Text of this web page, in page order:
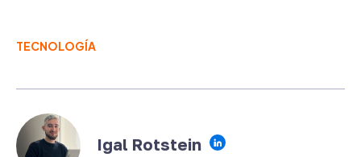
TECNOLOGÍA
Igal Rotstein